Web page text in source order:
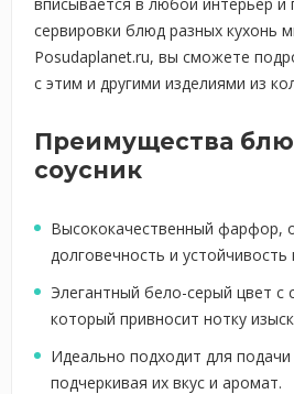
сервировки блюд разных кухонь
Posudaplanet.ru, вы сможете
с этим и другими изделиями из
Преимущества
соусник
Высококачественный фарфор,
долговечность и
Элегантный бело-серый цвет с
который привносит нотку
Идеально подходит для подачи
подчеркивая их вкус и аромат.